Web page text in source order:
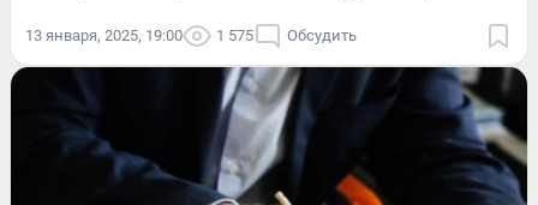
13 января, 2025, 19:00 1 575 Обсудить